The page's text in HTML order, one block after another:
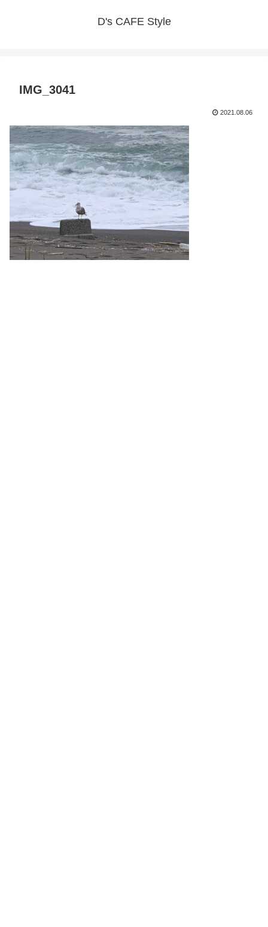
D's CAFE Style
IMG_3041
2021.08.06